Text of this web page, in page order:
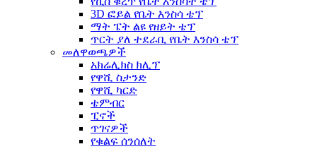
3D ፎይል የቤት እንስሳ ቴፕ
ማት ፔት ልዩ የዘይት ቴፕ
ጥርት ያለ ተደራቢ የቤት እንስሳ ቴፕ
መለዋወጫዎች
አክሬሊክስ ክሊፕ
የዋሺ ስታንድ
የዋሺ ካርድ
ቴምብር
ፒኖች
ጥገናዎች
የቁልፍ ሰንሰለት